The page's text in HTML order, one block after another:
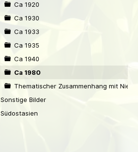
Ca 1920
Ca 1930
Ca 1933
Ca 1935
Ca 1940
Ca 1980
Thematischer Zusammenhang mit Niederl
Sonstige Bilder
Südostasien